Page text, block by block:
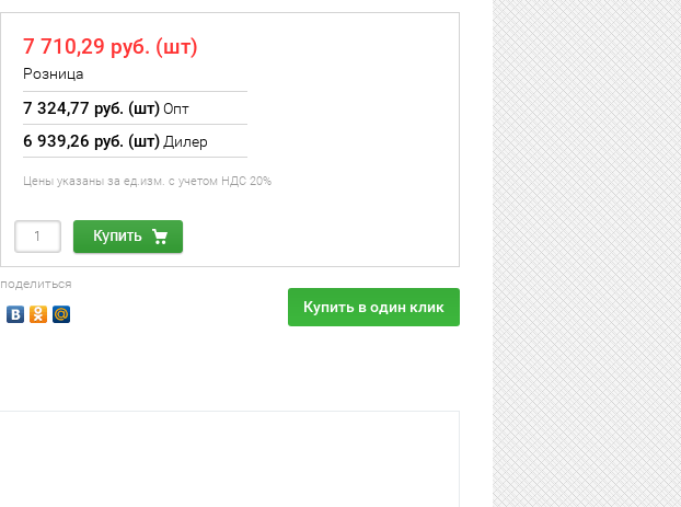
7 710,29 руб. (шт)
Розница
7 324,77 руб. (шт)Опт
6 939,26 руб. (шт) Дилер
Цены указаны за ед.изм. с учетом НДС 20%
поделиться
Купить в один клик